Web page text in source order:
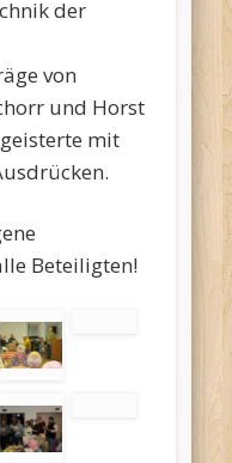
der
von
und Horst
mit
Beteiligten!